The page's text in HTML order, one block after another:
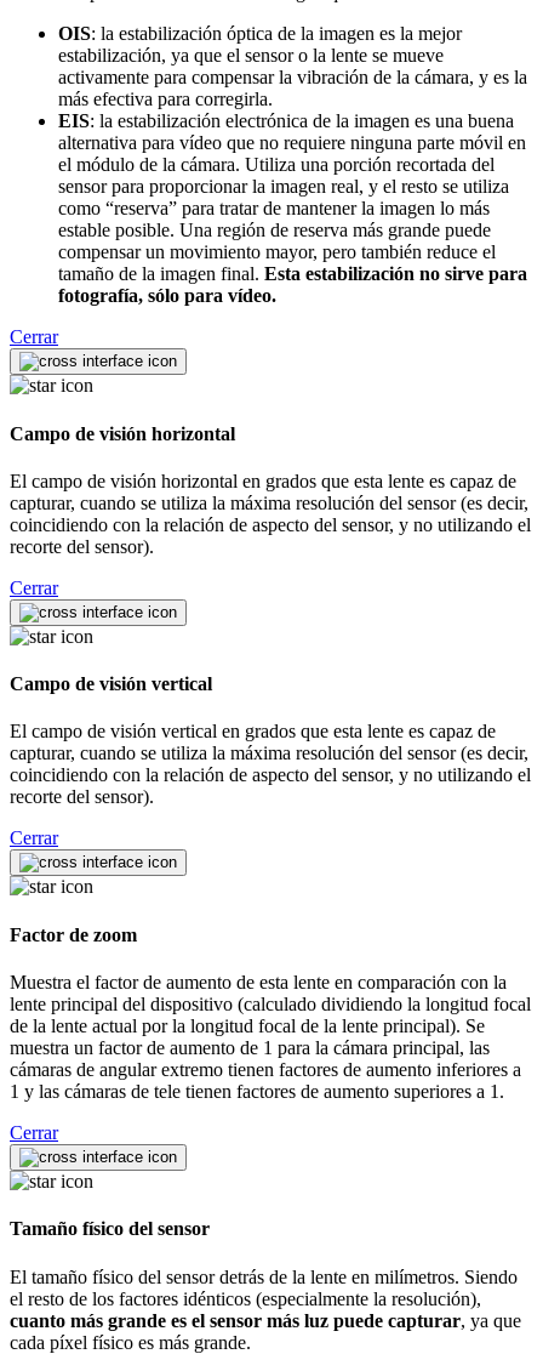
OIS: la estabilización óptica de la imagen es la mejor
estabilización, ya que el sensor o la lente se mueve
activamente para compensar la vibración de la cámara, y es la
más efectiva para corregirla.
EIS: la estabilización electrónica de la imagen es una buena
alternativa para vídeo que no requiere ninguna parte móvil en
el módulo de la cámara. Utiliza una porción recortada del
sensor para proporcionar la imagen real, y el resto se utiliza
como “reserva” para tratar de mantener la imagen lo más
estable posible. Una región de reserva más grande puede
compensar un movimiento mayor, pero también reduce el
tamaño de la imagen final. Esta estabilización no sirve para
fotografía, sólo para vídeo.
Cerrar
Campo de visión horizontal
El campo de visión horizontal en grados que esta lente es capaz de
capturar, cuando se utiliza la máxima resolución del sensor (es decir,
coincidiendo con la relación de aspecto del sensor, y no utilizando el
recorte del sensor).
Cerrar
Campo de visión vertical
El campo de visión vertical en grados que esta lente es capaz de
capturar, cuando se utiliza la máxima resolución del sensor (es decir,
coincidiendo con la relación de aspecto del sensor, y no utilizando el
recorte del sensor).
Cerrar
Factor de zoom
Muestra el factor de aumento de esta lente en comparación con la
lente principal del dispositivo (calculado dividiendo la longitud focal
de la lente actual por la longitud focal de la lente principal). Se
muestra un factor de aumento de 1 para la cámara principal, las
cámaras de angular extremo tienen factores de aumento inferiores a
1 y las cámaras de tele tienen factores de aumento superiores a 1.
Cerrar
Tamaño físico del sensor
El tamaño físico del sensor detrás de la lente en milímetros. Siendo
el resto de los factores idénticos (especialmente la resolución),
cuanto más grande es el sensor más luz puede capturar, ya que
cada píxel físico es más grande.